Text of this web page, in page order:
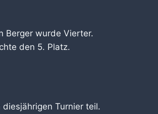
Berger wurde Vierter.
den 5. Platz.
Turnier teil.